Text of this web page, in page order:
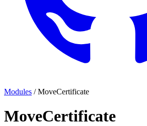
Modules / MoveCertificate
MoveCertificate